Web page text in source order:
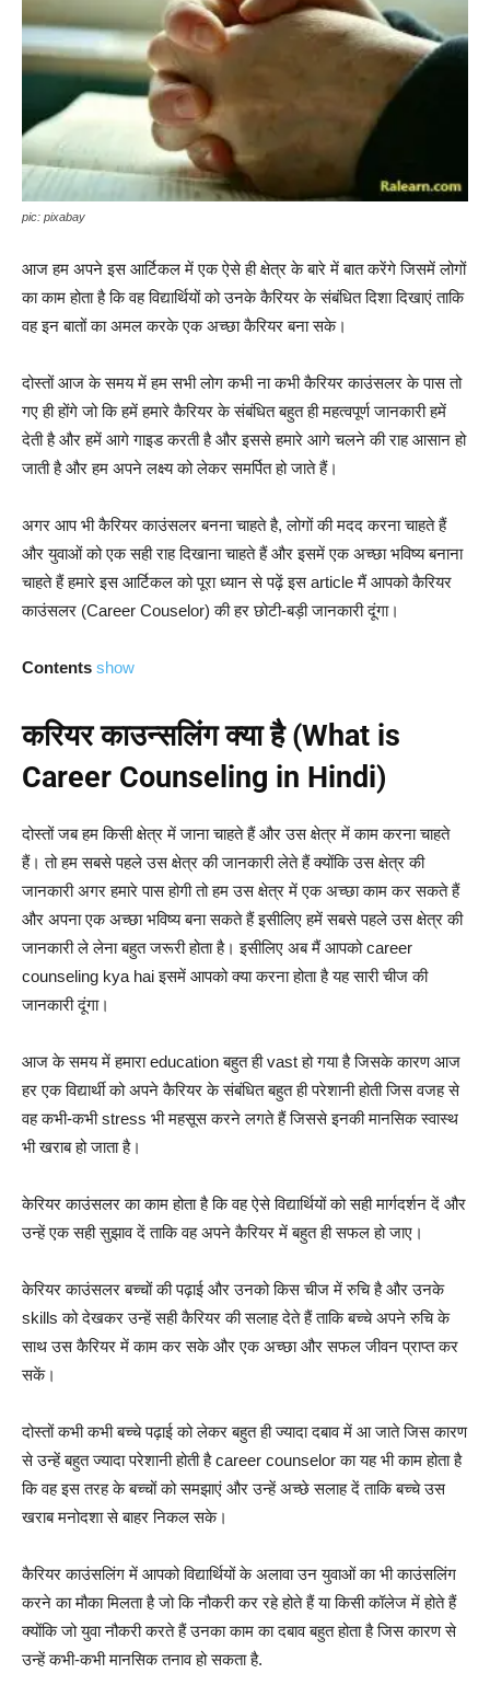
pic: pixabay
आज हम अपने इस आर्टिकल में एक ऐसे ही क्षेत्र के बारे में बात करेंगे जिसमें लोगों
का काम होता है कि वह विद्यार्थियों को उनके कैरियर के संबंधित दिशा दिखाएं ताकि
वह इन बातों का अमल करके एक अच्छा कैरियर बना सके।
दोस्तों आज के समय में हम सभी लोग कभी ना कभी कैरियर काउंसलर के पास तो
गए ही होंगे जो कि हमें हमारे कैरियर के संबंधित बहुत ही महत्वपूर्ण जानकारी हमें
देती है और हमें आगे गाइड करती है और इससे हमारे आगे चलने की राह आसान हो
जाती है और हम अपने लक्ष्य को लेकर समर्पित हो जाते हैं।
अगर आप भी कैरियर काउंसलर बनना चाहते है, लोगों की मदद करना चाहते हैं
और युवाओं को एक सही राह दिखाना चाहते हैं और इसमें एक अच्छा भविष्य बनाना
चाहते हैं हमारे इस आर्टिकल को पूरा ध्यान से पढ़ें इस article मैं आपको कैरियर
काउंसलर (Career Couselor) की हर छोटी-बड़ी जानकारी दूंगा।
Contents show
करियर काउन्सलिंग क्या है (What is
Career Counseling in Hindi)
दोस्तों जब हम किसी क्षेत्र में जाना चाहते हैं और उस क्षेत्र में काम करना चाहते
हैं। तो हम सबसे पहले उस क्षेत्र की जानकारी लेते हैं क्योंकि उस क्षेत्र की
जानकारी अगर हमारे पास होगी तो हम उस क्षेत्र में एक अच्छा काम कर सकते हैं
और अपना एक अच्छा भविष्य बना सकते हैं इसीलिए हमें सबसे पहले उस क्षेत्र की
जानकारी ले लेना बहुत जरूरी होता है।इसीलिए अब मैं आपको career
counseling kya hai इसमें आपको क्या करना होता है यह सारी चीज की
जानकारी दूंगा।
आज के समय में हमारा education बहुत ही vast हो गया है जिसके कारण आज
हर एक विद्यार्थी को अपने कैरियर के संबंधित बहुत ही परेशानी होती जिस वजह से
वह कभी-कभी stress भी महसूस करने लगते हैं जिससे इनकी मानसिक स्वास्थ
भी खराब हो जाता है।
केरियर काउंसलर का काम होता है कि वह ऐसे विद्यार्थियों को सही मार्गदर्शन दें और
उन्हें एक सही सुझाव दें ताकि वह अपने कैरियर में बहुत ही सफल हो जाए।
केरियर काउंसलर बच्चों की पढ़ाई और उनको किस चीज में रुचि है और उनके
skills को देखकर उन्हें सही कैरियर की सलाह देते हैं ताकि बच्चे अपने रुचि के
साथ उस कैरियर में काम कर सके और एक अच्छा और सफल जीवन प्राप्त कर
सकें।
दोस्तों कभी कभी बच्चे पढ़ाई को लेकर बहुत ही ज्यादा दबाव में आ जाते जिस कारण
से उन्हें बहुत ज्यादा परेशानी होती है career counselor का यह भी काम होता है
कि वह इस तरह के बच्चों को समझाएं और उन्हें अच्छे सलाह दें ताकि बच्चे उस
खराब मनोदशा से बाहर निकल सके।
कैरियर काउंसलिंग में आपको विद्यार्थियों के अलावा उन युवाओं का भी काउंसलिंग
करने का मौका मिलता है जो कि नौकरी कर रहे होते हैं या किसी कॉलेज में होते हैं
क्योंकि जो युवा नौकरी करते हैं उनका काम का दबाव बहुत होता है जिस कारण से
उन्हें कभी-कभी मानसिक तनाव हो सकता है.